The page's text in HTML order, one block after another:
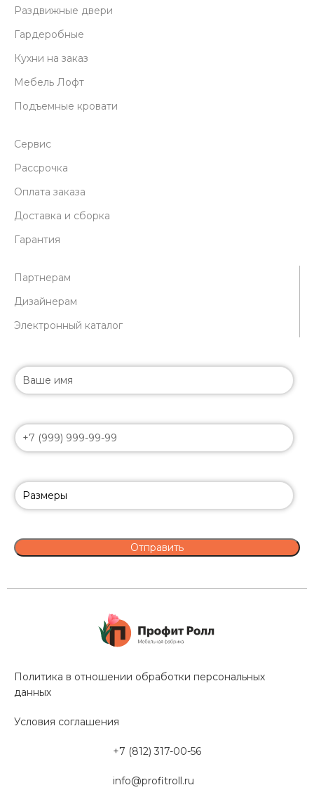
Раздвижные двери
Гардеробные
Кухни на заказ
Мебель Лофт
Подъемные кровати
Сервис
Рассрочка
Оплата заказа
Доставка и сборка
Гарантия
Партнерам
Дизайнерам
Электронный каталог
Политика в отношении обработки персональных
данных
Условия соглашения
+7 (812) 317-00-56
info@profitroll.ru